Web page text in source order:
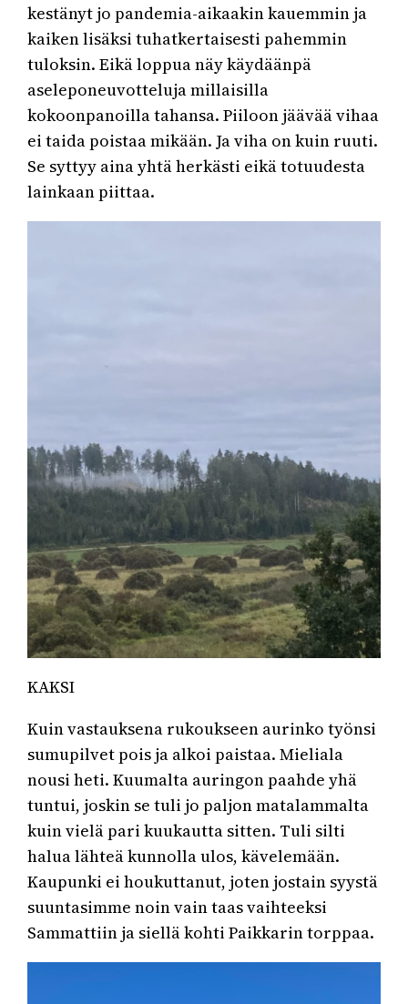
kestänyt jo pandemia-aikaakin kauemmin ja
kaiken lisäksi tuhatkertaisesti pahemmin
tuloksin. Eikä loppua näy käydäänpä
aseleponeuvotteluja millaisilla
kokoonpanoilla tahansa. Piiloon jäävää vihaa
ei taida poistaa mikään. Ja viha on kuin ruuti.
Se syttyy aina yhtä herkästi eikä totuudesta
lainkaan piittaa.
KAKSI
Kuin vastauksena rukoukseen aurinko työnsi
sumupilvet pois ja alkoi paistaa. Mieliala
nousi heti. Kuumalta auringon paahde yhä
tuntui, joskin se tuli jo paljon matalammalta
kuin vielä pari kuukautta sitten. Tuli silti
halua lähteä kunnolla ulos, kävelemään.
Kaupunki ei houkuttanut, joten jostain syystä
suuntasimme noin vain taas vaihteeksi
Sammattiin ja siellä kohti Paikkarin torppaa.